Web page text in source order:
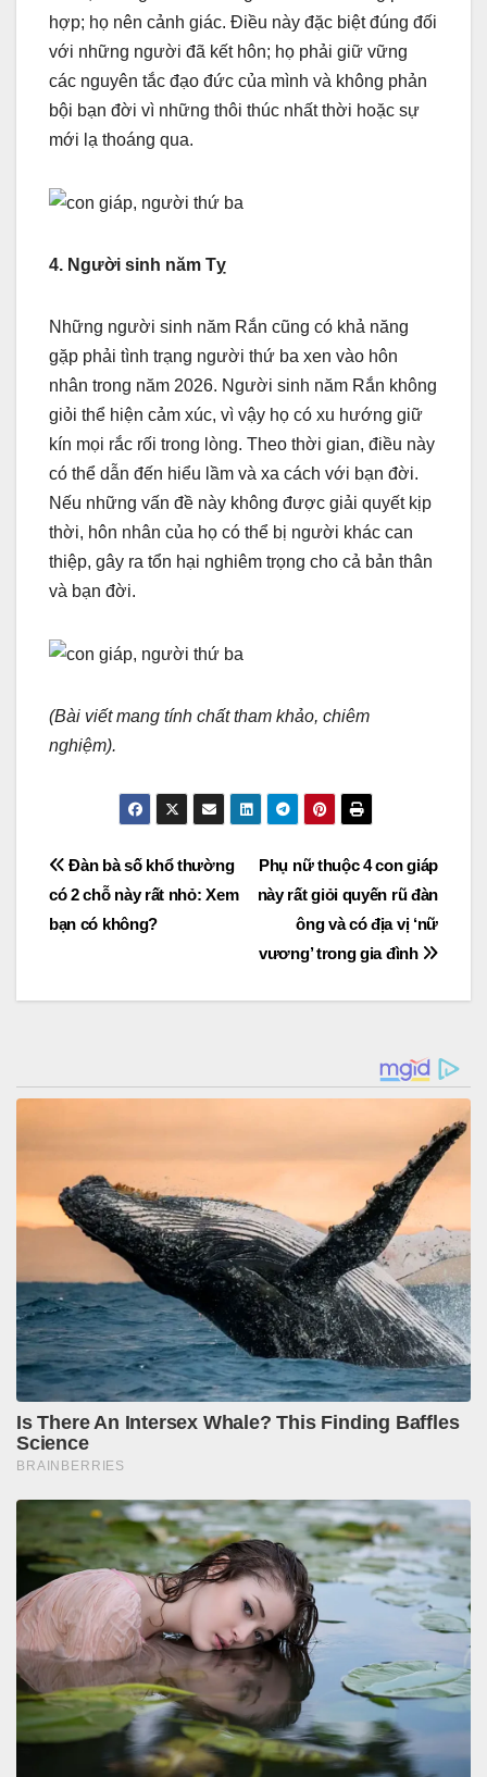
hợp; họ nên cảnh giác. Điều này đặc biệt đúng đối
với những người đã kết hôn; họ phải giữ vững
các nguyên tắc đạo đức của mình và không phản
bội bạn đời vì những thôi thúc nhất thời hoặc sự
mới lạ thoáng qua.
4. Người sinh năm Tỵ
Những người sinh năm Rắn cũng có khả năng
gặp phải tình trạng người thứ ba xen vào hôn
nhân trong năm 2026. Người sinh năm Rắn không
giỏi thể hiện cảm xúc, vì vậy họ có xu hướng giữ
kín mọi rắc rối trong lòng. Theo thời gian, điều này
có thể dẫn đến hiểu lầm và xa cách với bạn đời.
Nếu những vấn đề này không được giải quyết kịp
thời, hôn nhân của họ có thể bị người khác can
thiệp, gây ra tổn hại nghiêm trọng cho cả bản thân
và bạn đời.
(Bài viết mang tính chất tham khảo, chiêm
nghiệm).
Post
navigation
Phụ nữ thuộc 4 con giáp
này rất giỏi quyến rũ đàn
ông và có địa vị ‘nữ
vương’ trong gia đình
Đàn bà số khổ thường
có 2 chỗ này rất nhỏ: Xem
bạn có không?